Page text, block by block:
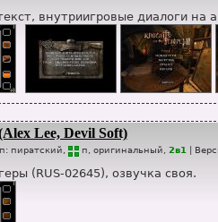
внутриигровые диалоги на
Lee, Devil Soft)
пиратский, п , оригинальный, 2в1 |
(RUS-02645), озвучка своя.